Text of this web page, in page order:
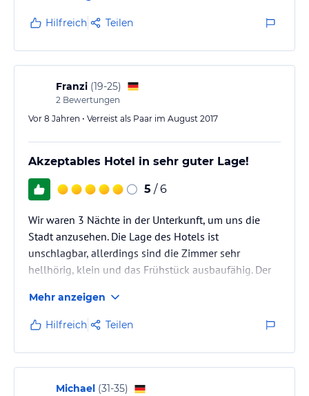
Hilfreich Teilen
Franzi (19-25)
2 Bewertungen
Vor 8 Jahren • Verreist als Paar im August 2017
Akzeptables Hotel in sehr guter Lage!
5 / 6
Wir waren 3 Nächte in der Unterkunft, um uns die
Stadt anzusehen. Die Lage des Hotels ist
unschlagbar, allerdings sind die Zimmer sehr
hellhörig, klein und das Frühstück ausbaufähig. Der
freundlich.
Mehr anzeigen
Hilfreich Teilen
Michael (31-35)